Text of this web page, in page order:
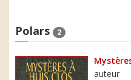
Polars 2
auteur